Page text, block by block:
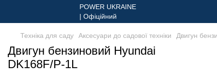
Техніка для саду Аксесуари до садової техніки Двигун
Двигун бензиновий Hyundai
DK168F/P-1L